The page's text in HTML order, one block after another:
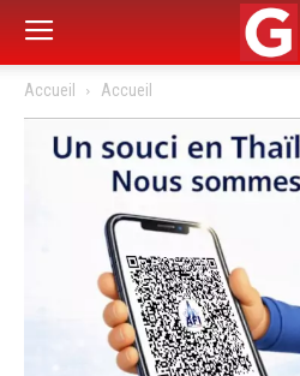
Accueil Accueil